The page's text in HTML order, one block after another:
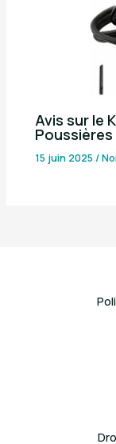
Avis sur le
Poussières
15 juin 2025/